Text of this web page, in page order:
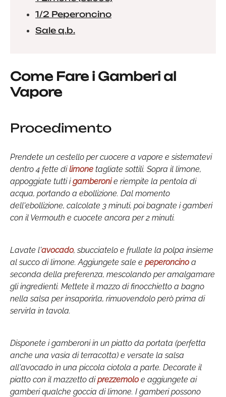
1/2 Peperoncino
Sale q.b.
Come Fare i Gamberi al
Vapore
Procedimento
Prendete un cestello per cuocere a vapore e sistematevi
dentro 4 fette dilimone tagliate sottili. Sopra il limone,
appoggiate tutti igamberonie riempite la pentola di
acqua, portando a ebollizione. Dal momento
dell'ebollizione, calcolate 3 minuti, poi bagnate i gamberi
con il Vermouth e cuocete ancora per 2 minuti.
Lavate l'avocado, sbucciatelo e frullate la polpa insieme
al succo di limone. Aggiungete sale e peperoncinoa
seconda della preferenza, mescolando per amalgamare
gli ingredienti. Mettete il mazzo di finocchietto a bagno
nella salsa per insaporirla, rimuovendolo però prima di
servirla in tavola.
Disponete i gamberoni in un piatto da portata (perfetta
anche una vasia di terracotta) e versate la salsa
all'avocado in una piccola ciotola a parte. Decorate il
piatto con il mazzetto diprezzemoloe aggiungete ai
gamberi qualche goccia di limone. I gamberi possono